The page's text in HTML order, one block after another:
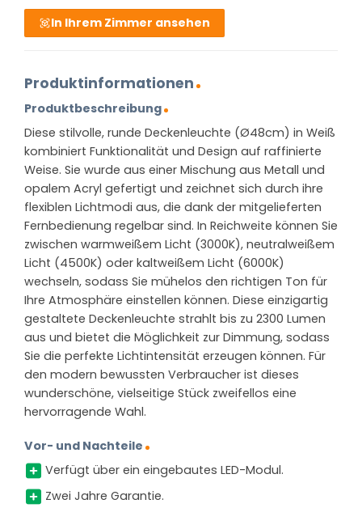
In Ihrem Zimmer ansehen
Produktinformationen
Produktbeschreibung
Diese stilvolle, runde Deckenleuchte (Ø48cm) in Weiß
kombiniert Funktionalität und Design auf raffinierte
Weise. Sie wurde aus einer Mischung aus Metall und
opalem Acryl gefertigt und zeichnet sich durch ihre
flexiblen Lichtmodi aus, die dank der mitgelieferten
Fernbedienung regelbar sind. In Reichweite können Sie
zwischen warmweißem Licht (3000K), neutralweißem
Licht (4500K) oder kaltweißem Licht (6000K)
wechseln, sodass Sie mühelos den richtigen Ton für
Ihre Atmosphäre einstellen können. Diese einzigartig
gestaltete Deckenleuchte strahlt bis zu 2300 Lumen
aus und bietet die Möglichkeit zur Dimmung, sodass
Sie die perfekte Lichtintensität erzeugen können. Für
den modern bewussten Verbraucher ist dieses
wunderschöne, vielseitige Stück zweifellos eine
hervorragende Wahl.
Vor- und Nachteile
Verfügt über ein eingebautes LED-Modul.
Zwei Jahre Garantie.